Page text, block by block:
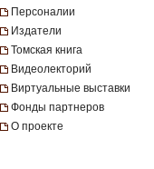
Персоналии
Издатели
Томская книга
Видеолекторий
Виртуальные выставки
Фонды партнеров
О проекте